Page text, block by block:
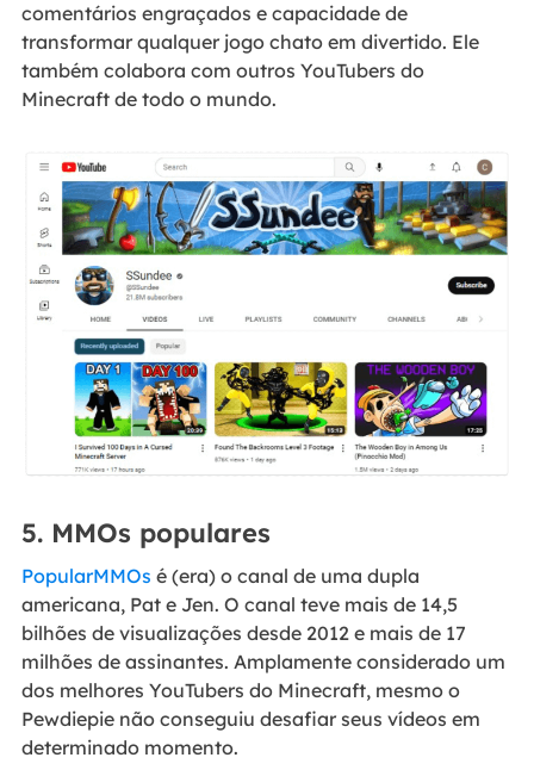
comentários engraçados e capacidade de
transformar qualquer jogo chato em divertido. Ele
também colabora com outros YouTubers do
Minecraft de todo o mundo.
5. MMOs populares
PopularMMOs é (era) o canal de uma dupla
americana, Pat e Jen. O canal teve mais de 14,5
bilhões de visualizações desde 2012 e mais de 17
milhões de assinantes. Amplamente considerado um
dos melhores YouTubers do Minecraft, mesmo o
Pewdiepie não conseguiu desafiar seus vídeos em
determinado momento.